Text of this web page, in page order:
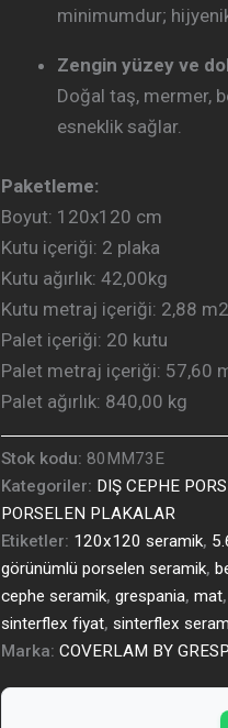
minimumdur;
Zengin yüzey ve
Doğal taş, mermer,
esneklik sağlar.
Paketleme:
Boyut: 120x120 cm
Kutu içeriği: 2 plaka
Kutu ağırlık: 42,00kg
Kutu metraj içeriği: 2,88 m2
Palet içeriği: 20 kutu
Palet metraj içeriği: 57,60
Palet ağırlık: 840,00 kg
Stok kodu: 80MM73E
Kategoriler: DIŞ CEPHE
PORSELEN PLAKALAR
Etiketler: 120x120 seramik,
görünümlü porselen seramik,
cephe seramik,grespania,mat
sinterflex fiyat,sinterflex
Marka:COVERLAM BY